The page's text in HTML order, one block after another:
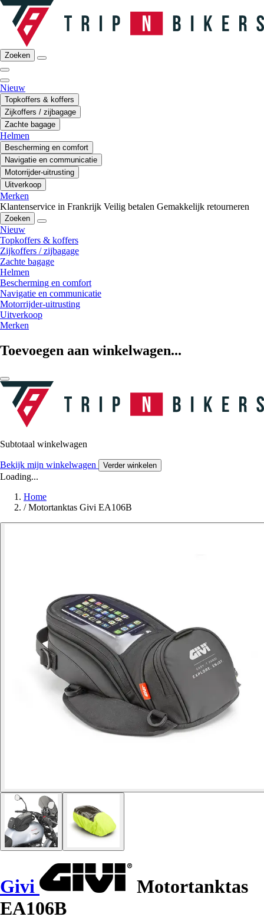
Zoeken
Nieuw
Topkoffers & koffers
Zijkoffers / zijbagage
Zachte bagage
Helmen
Bescherming en comfort
Navigatie en communicatie
Motorrijder-uitrusting
Uitverkoop
Merken
Klantenservice in Frankrijk Veilig betalen Gemakkelijk retourneren
Zoeken
Nieuw
Topkoffers & koffers
Zijkoffers / zijbagage
Zachte bagage
Helmen
Bescherming en comfort
Navigatie en communicatie
Motorrijder-uitrusting
Uitverkoop
Merken
Toevoegen aan winkelwagen...
Subtotaal winkelwagen
Bekijk mijn winkelwagen Verder winkelen
Loading...
Home
/ Motortanktas Givi EA106B
Givi
Motortanktas
EA106B